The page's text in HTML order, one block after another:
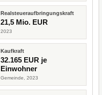
Realsteueraufbringungskraft
21,5 Mio. EUR
2023
Kaufkraft
32.165 EUR je
Einwohner
Gemeinde, 2023